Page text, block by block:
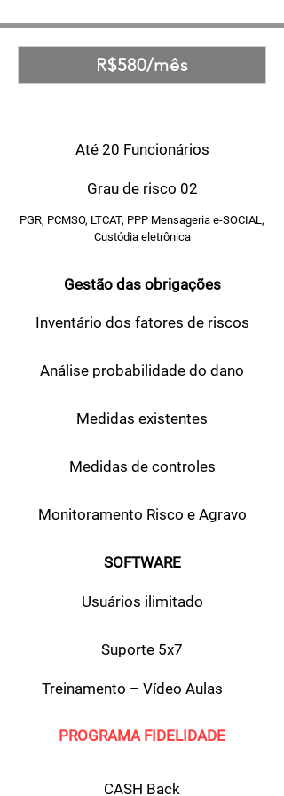
R$580/mês
Até 20 Funcionários
Grau de risco 02
PGR, PCMSO, LTCAT, PPP Mensageria e-SOCIAL,
Custódia eletrônica
Gestão das obrigações
Inventário dos fatores de riscos
Análise probabilidade do dano
Medidas existentes
Medidas de controles
Monitoramento Risco e Agravo
SOFTWARE
Usuários ilimitado
Suporte 5x7
Treinamento – Vídeo Aulas
PROGRAMA FIDELIDADE
CASH Back